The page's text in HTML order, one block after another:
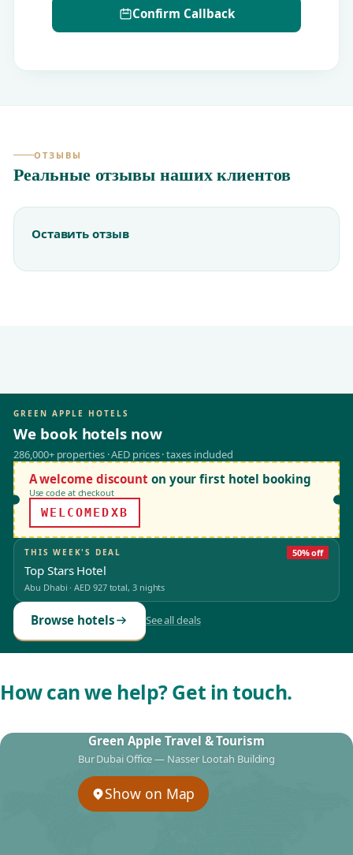
Confirm Callback
ОТЗЫВЫ
Реальные отзывы наших клиентов
Оставить отзыв
GREEN APPLE HOTELS
We book hotels now
286,000+ properties · AED prices · taxes included
A welcome discount on your first hotel booking
Use code at checkout
WELCOMEDXB
THIS WEEK'S DEAL 50% off
Top Stars Hotel
Abu Dhabi ·AED 927total, 3 nights
Browse hotels See all deals
How can we help? Get in touch.
Green Apple Travel & Tourism
Bur Dubai Office — Nasser Lootah Building
Show on Map